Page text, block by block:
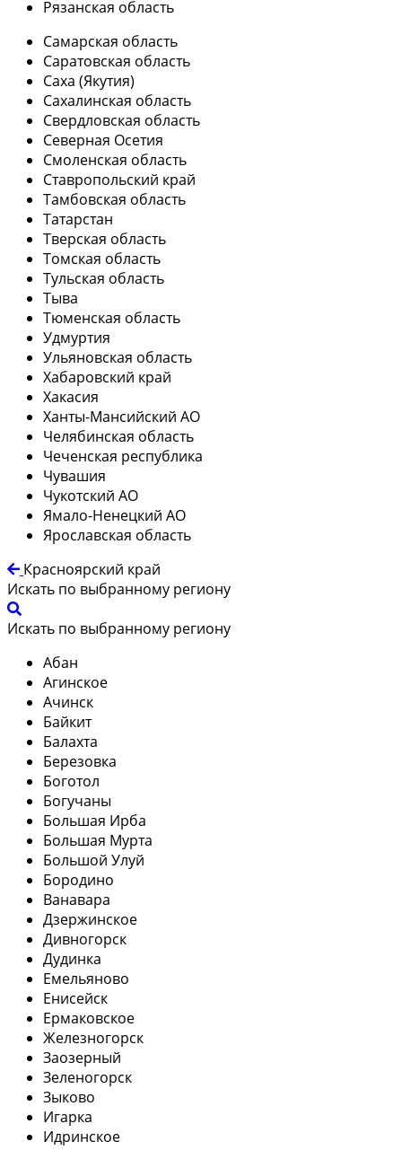
Рязанская область
Самарская область
Саратовская область
Саха (Якутия)
Сахалинская область
Свердловская область
Северная Осетия
Смоленская область
Ставропольский край
Тамбовская область
Татарстан
Тверская область
Томская область
Тульская область
Тыва
Тюменская область
Удмуртия
Ульяновская область
Хабаровский край
Хакасия
Ханты-Мансийский АО
Челябинская область
Чеченская республика
Чувашия
Чукотский АО
Ямало-Ненецкий АО
Ярославская область
Красноярский край
Искать по выбранному региону
Искать по выбранному региону
Абан
Агинское
Ачинск
Байкит
Балахта
Березовка
Боготол
Богучаны
Большая Ирба
Большая Мурта
Большой Улуй
Бородино
Ванавара
Дзержинское
Дивногорск
Дудинка
Емельяново
Енисейск
Ермаковское
Железногорск
Заозерный
Зеленогорск
Зыково
Игарка
Идринское